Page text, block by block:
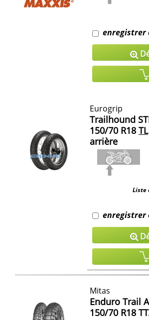
enregistrer
Eurogrip
Trailhound
150/70 R18 TL
arrière
Liste
enregistrer
Mitas
Enduro Trail
150/70 R18